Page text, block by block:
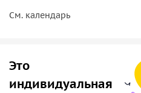
См. календарь
Это
индивидуальная